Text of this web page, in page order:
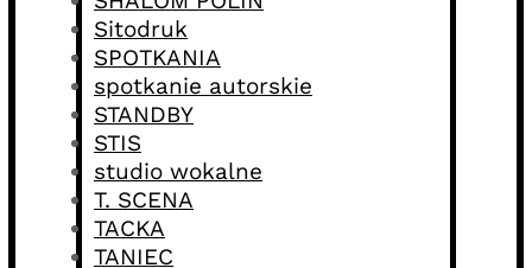
Sitodruk
SPOTKANIA
spotkanie autorskie
STANDBY
STIS
studio wokalne
T. SCENA
TACKA
TANIEC